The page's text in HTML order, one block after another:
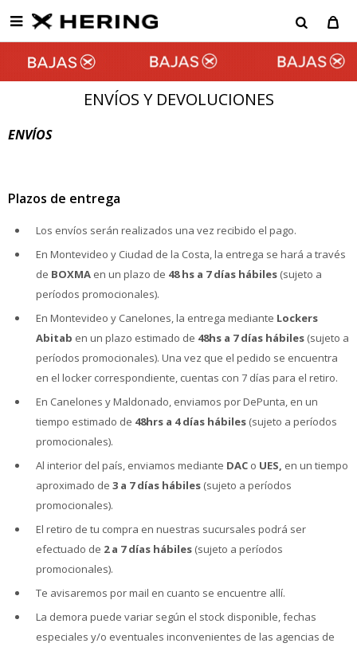

ENVÍOS Y DEVOLUCIONES
ENVÍOS
Plazos de entrega
Los envíos serán realizados una vez recibido el pago.
En Montevideo y Ciudad de la Costa, la entrega se hará a través
de BOXMA en un plazo de 48hs a 7 días hábiles (sujeto a
períodos promocionales).
En Montevideo y Canelones, la entrega mediante Lockers
Abitab en un plazo estimado de 48hs a 7 días hábiles (sujeto a
períodos promocionales). Una vez que el pedido se encuentra
en el locker correspondiente, cuentas con 7 días para el retiro.
En Canelones y Maldonado, enviamos por DePunta, en un
tiempo estimado de 48hrs a 4 días hábiles (sujeto a períodos
promocionales).
Al interior del país, enviamos mediante DAC o UES, en un tiempo
aproximado de 3 a 7 días hábiles (sujeto a períodos
promocionales).
El retiro de tu compra en nuestras sucursales podrá ser
efectuado de 2 a 7 días hábiles (sujeto a períodos
promocionales).
Te avisaremos por mail en cuanto se encuentre allí.
La demora puede variar según el stock disponible, fechas
especiales y/o eventuales inconvenientes de las agencias de